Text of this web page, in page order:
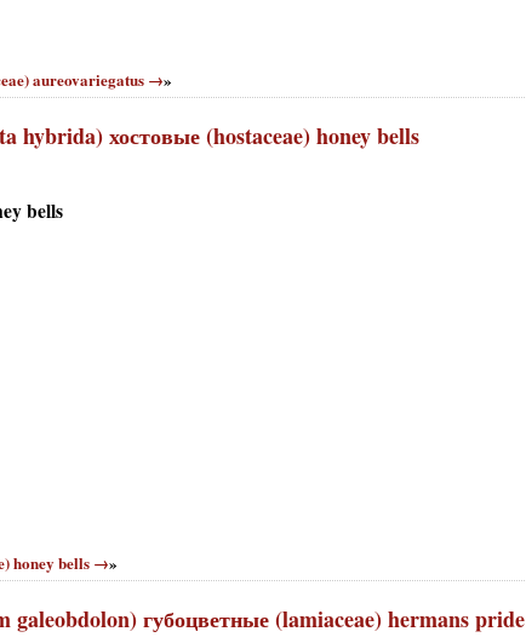
aureovariegatus →»
hybrida) хостовые (hostaceae) honey bells
bells
honey bells →»
губоцветные (lamiaceae) hermans pride